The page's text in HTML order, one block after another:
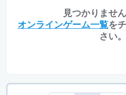
見つかりませ
オンラインゲーム一覧を
さい。